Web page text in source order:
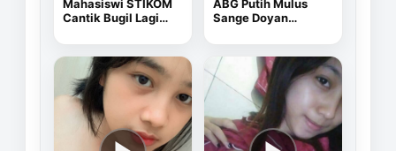
Mahasiswi STIKOM
Cantik Bugil Lagi
ABG Putih Mulus
Sange Doyan